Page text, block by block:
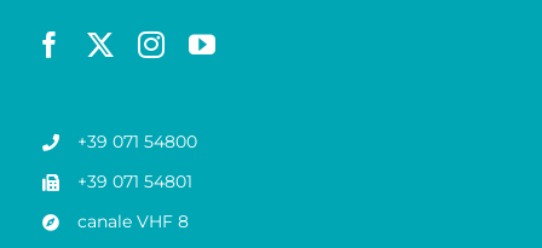
+39 071 54800
+39 071 54801
canale VHF 8